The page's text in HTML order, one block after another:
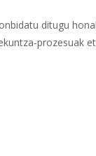
ditugu
prozesuak